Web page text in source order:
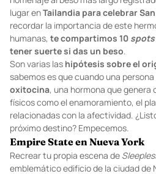
ElDía Internacional del Beso se
homenaje al beso más largo
lugar en Tailandia para celebrar
recordar la importancia de este
humanas,te compartimos 10 spots
tener suerte si das un beso.
Son varias lashipótesis sobre el
sabemos es que cuando una
oxitocina, una hormona que genera
físicos como el enamoramiento, el
relacionadas con la afectividad.
próximo destino? Empecemos.